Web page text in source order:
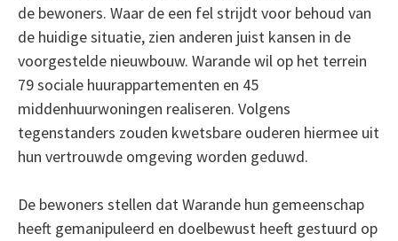
de bewoners. Waar de een fel strijdt voor behoud van
de huidige situatie, zien anderen juist kansen in de
voorgestelde nieuwbouw. Warande wil op het terrein
79 sociale huurappartementen en 45
middenhuurwoningen realiseren. Volgens
tegenstanders zouden kwetsbare ouderen hiermee uit
hun vertrouwde omgeving worden geduwd.
De bewoners stellen dat Warande hun gemeenschap
heeft gemanipuleerd en doelbewust heeft gestuurd op